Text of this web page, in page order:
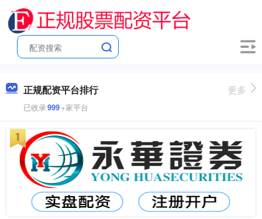
正规配资平台排行
已收录999+家平台
更多